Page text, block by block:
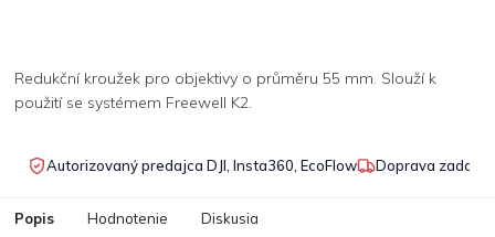
Redukční kroužek pro objektivy o průměru 55 mm. Slouží k
použití se systémem Freewell K2.
Autorizovaný predajca DJI, Insta360, EcoFlow Doprava
Popis Hodnotenie Diskusia